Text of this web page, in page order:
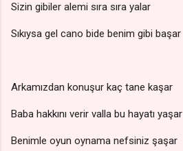
Sizin gibiler alemi sıra sıra yalar
Sıkıysa gel cano bide benim gibi başar
Arkamızdan konuşur kaç tane kaşar
Baba hakkını verir valla bu hayatı yaşar
Benimle oyun oynama nefsiniz şaşar